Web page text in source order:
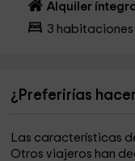
Alquiler
3 habitaciones
¿Preferirías
Las características
Otros viajeros han